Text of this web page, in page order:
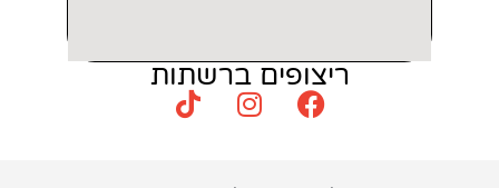
ברשתות